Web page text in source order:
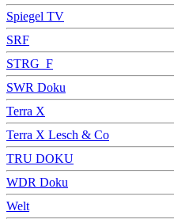
Spiegel TV
SRF
STRG_F
SWR Doku
Terra X
Terra X Lesch & Co
TRU DOKU
WDR Doku
Welt